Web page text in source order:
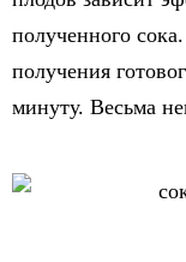
полученного
получения
минуту. Весьма